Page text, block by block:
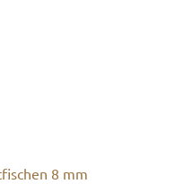
8 mm